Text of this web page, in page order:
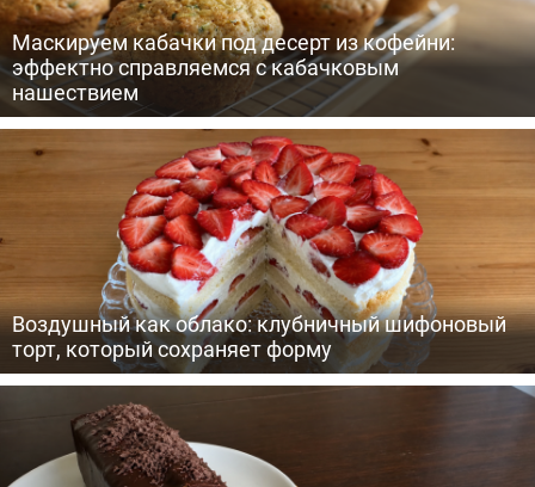
Маскируем кабачки под десерт из кофейни:
эффектно справляемся с кабачковым
нашествием
Воздушный как облако: клубничный шифоновый
торт, который сохраняет форму